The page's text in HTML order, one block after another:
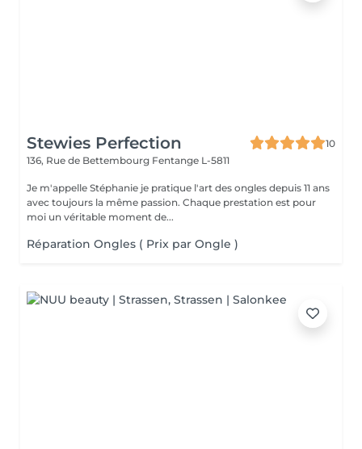
Stewies Perfection
10
136, Rue de Bettembourg Fentange L-5811
Je m'appelle Stéphanie je pratique l'art des ongles depuis 11 ans
avec toujours la même passion. Chaque prestation est pour
moi un véritable moment de...
Réparation Ongles ( Prix par Ongle )